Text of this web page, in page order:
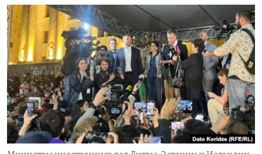
ТЕЛЕПРОЕКТ КРЫМ.РЕАЛИИ
СОВЕТЫ ПРАВОЗАЩИТНИКОВ
ПРОПАВШИЕ БЕЗ ВЕСТИ
ПОБЕДИТЕЛЕЙ НЕ СУДЯТ?
КРЫМ.НЕПОКОРЕННЫЙ
ELIFBE
УКРАИНСКАЯ ПРОБЛЕМА КРЫМА
Українською
Qırımtatar
ПРИСОЕДИНЯЙТЕСЬ!